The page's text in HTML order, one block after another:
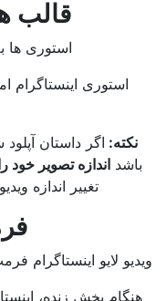
قالب
استوری ها به
نکته:اگر داستان آپلود
اندازه تصویر خود را
تغییر اندازه
لایو اینستاگرام فرمت